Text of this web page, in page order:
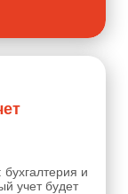
и
учет будет